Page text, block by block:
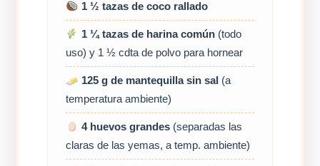
1 ½ tazas de coco rallado
1 ¼ tazas de harina común(todo
uso) y 1 ½ cdta de polvo para hornear
125 g de mantequilla sin sal(a
temperatura ambiente)
4 huevos grandes(separadas las
claras de las yemas, a temp. ambiente)